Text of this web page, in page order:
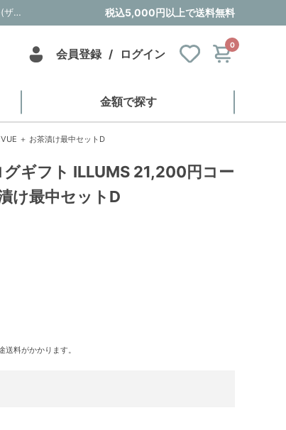
風呂敷で贈る｜カタログギフト ILLUMS 21,200円コース BELLEVUE ＋ お茶漬け最中セットD｜内祝い・お祝い・ギフト・贈り物の通販サイトtheDe(ザディー) 税込5,000円以上で送料無料
会員登録 / ログイン
0
金額で探す
＋ お茶漬け最中セットD
ギフト ILLUMS 21,200円コー
け最中セットD
料がかかります。